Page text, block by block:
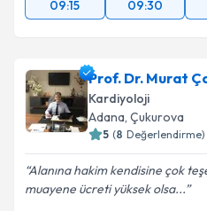
09:15 09:30
Prof. Dr. Murat
Kardiyoloji
Adana, Çukurova
5 (8 Değerlendirme)
Alanına hakim kendisine çok
muayene ücreti yüksek olsa...